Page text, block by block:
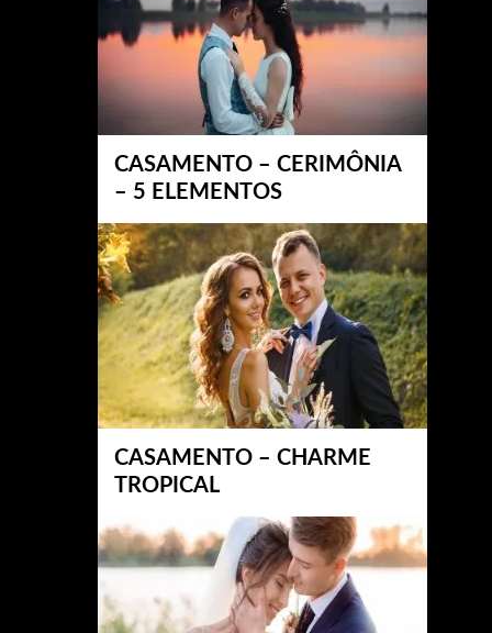
CASAMENTO – CERIMÔNIA
– 5 ELEMENTOS
CASAMENTO – CHARME
TROPICAL